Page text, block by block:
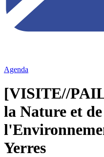
Agenda
[VISITE//
la Nature et de
Yerres